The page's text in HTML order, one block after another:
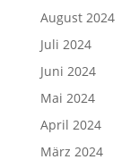
August 2024
Juli 2024
Juni 2024
Mai 2024
April 2024
März 2024